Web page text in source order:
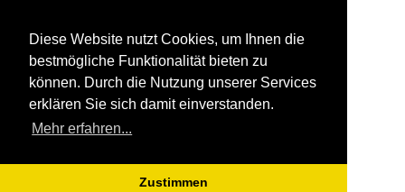
Diese Website nutzt Cookies, um Ihnen die
bestmögliche Funktionalität bieten zu
können. Durch die Nutzung unserer Services
erklären Sie sich damit einverstanden.
Mehr erfahren...
Zustimmen